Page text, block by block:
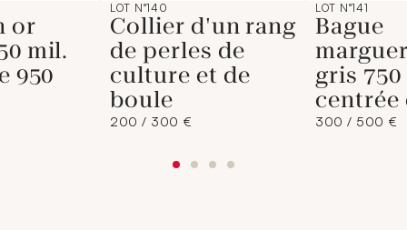
or
mil.
950
LOT N°140
Collier d'un rang
de perles de
culture et de
boule
200 / 300 €
LOT N°141
Bague
gris
centrée
300 / 500 €